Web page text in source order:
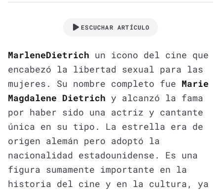
ESCUCHAR ARTÍCULO
MarleneDietrich un icono del cine que
encabezó la libertad sexual para las
mujeres. Su nombre completo fue Marie
Magdalene Dietrich y alcanzó la fama
por haber sido una actriz y cantante
única en su tipo. La estrella era de
origen alemán pero adoptó la
nacionalidad estadounidense. Es una
figura sumamente importante en la
historia del cine y en la cultura, ya